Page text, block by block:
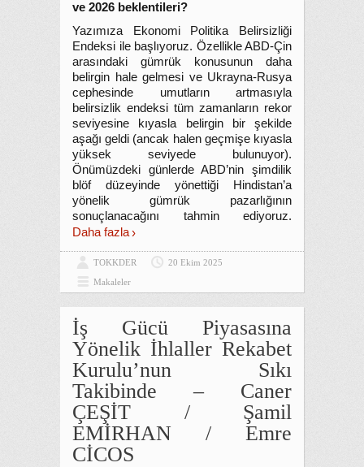
ve 2026 beklentileri?
Yazımıza Ekonomi Politika Belirsizliği
Endeksi ile başlıyoruz. Özellikle ABD-Çin
arasındaki gümrük konusunun daha
belirgin hale gelmesi ve Ukrayna-Rusya
cephesinde umutların artmasıyla
belirsizlik endeksi tüm zamanların rekor
seviyesine kıyasla belirgin bir şekilde
aşağı geldi (ancak halen geçmişe kıyasla
yüksek seviyede bulunuyor).
Önümüzdeki günlerde ABD’nin şimdilik
blöf düzeyinde yönettiği Hindistan’a
yönelik gümrük pazarlığının
sonuçlanacağını tahmin ediyoruz.
Daha fazla
TOKKDER
20 Ekim 2025
Makaleler
İş Gücü Piyasasına
Yönelik İhlaller Rekabet
Kurulu’nun Sıkı
Takibinde – Caner
ÇEŞİT / Şamil
EMİRHAN / Emre
CİCOS